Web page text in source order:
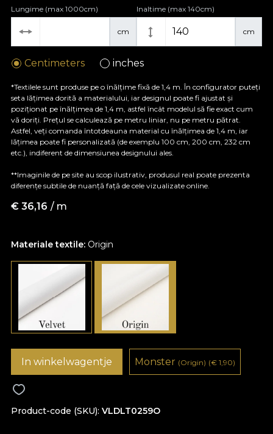
Materiale textile: Origin
cm
Lungime (max 1000cm)
cm
Inaltime (max 140cm)
Centimeters inches
*Textilele sunt produse pe o înălțime fixă de 1,4 m. În configurator puteți
seta lățimea dorită a materialului, iar designul poate fi ajustat și
poziționat pe înălțimea de 1,4 m, astfel încât modelul să fie exact cum
vă doriți. Prețul se calculează pe metru liniar, nu pe metru pătrat.
Astfel, veți comanda întotdeauna material cu înălțimea de 1,4 m, iar
lățimea poate fi personalizată (de exemplu 100 cm, 200 cm, 232 cm
etc.), indiferent de dimensiunea designului ales.
**Imaginile de pe site au scop ilustrativ, produsul real poate prezenta
diferențe subtile de nuanță față de cele vizualizate online.
€ 36,16 / m
Product-code (SKU) VLDLT0259O
In winkelwagentje Monster (Origin) (€ 1,90)